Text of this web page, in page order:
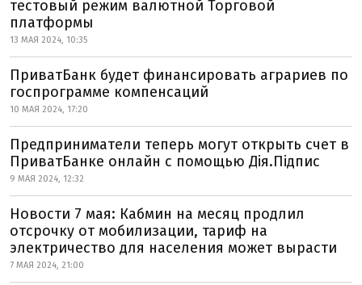
тестовый режим валютной Торговой
платформы
13 МАЯ 2024, 10:35
ПриватБанк будет финансировать аграриев по
госпрограмме компенсаций
10 МАЯ 2024, 17:20
Предприниматели теперь могут открыть счет в
ПриватБанке онлайн с помощью Дія.Підпис
9 МАЯ 2024, 12:32
Новости 7 мая: Кабмин на месяц продлил
отсрочку от мобилизации, тариф на
электричество для населения может вырасти
7 МАЯ 2024, 21:00